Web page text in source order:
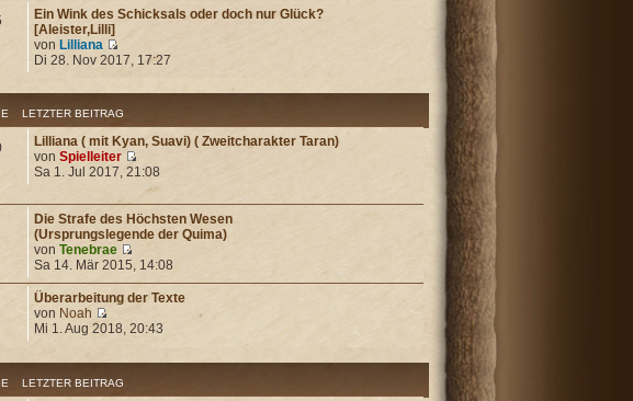
Ein Wink des Schicksals oder doch nur Glück?
[Aleister,Lilli]
vonLilliana
Di 28. Nov 2017, 17:27
LETZTER BEITRAG
Lilliana ( mit Kyan, Suavi) ( Zweitcharakter Taran)
vonSpielleiter
Sa 1. Jul 2017, 21:08
Die Strafe des Höchsten Wesen
(Ursprungslegende der Quima)
vonTenebrae
Sa 14. Mär 2015, 14:08
Überarbeitung der Texte
von Noah
Mi 1. Aug 2018, 20:43
LETZTER BEITRAG